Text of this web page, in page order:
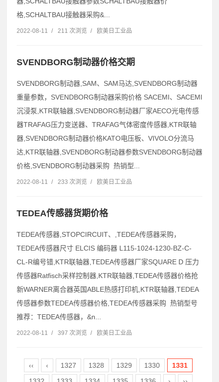
格,SCHALTBAU接触器采购&...
2022-08-11 / 211 次浏览 / 欧美日工业品
SVENDBORG制动器价格交期
SVENDBORG制动器,SAM、SAM马达,SVENDBORG制动器
重量参数，SVENDBORG制动器采购价格 SACEMI、SACEMI
沉浸泵,KTR联轴器,SVENDBORG制动器厂家AECO光电传感
器TRAFAG压力变送器、TRAFAG气体密度传感器,KTR联轴
器,SVENDBORG制动器价格KATO电压板、VIVOLO分流马
达,KTR联轴器,SVENDBORG制动器参数SVENDBORG制动器
价格,SVENDBORG制动器采购 热销型...
2022-08-11 / 233 次浏览 / 欧美日工业品
TEDEA传感器货期价格
TEDEA传感器,STOPCIRCUIT、,TEDEA传感器采购，
TEDEA传感器尺寸 ELCIS 编码器 L115-1024-1230-BZ-C-
CL-R编号错,KTR联轴器,TEDEA传感器厂家SQUARE D 压力
传感器Ratfisch采样控制器,KTR联轴器,TEDEA传感器价格抢
新WARNER离合器英国ABLE热感打印机,KTR联轴器,TEDEA
传感器参数TEDEA传感器价格,TEDEA传感器采购 热销型号
推荐：TEDEA传感器，&n...
2022-08-11 / 397 次浏览 / 欧美日工业品
‹‹ ‹ 1327 1328 1329 1330
1331